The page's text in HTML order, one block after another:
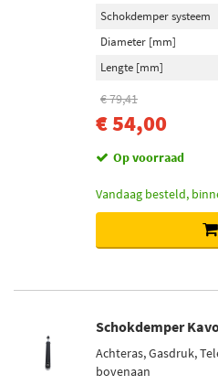
Schokdemper systeem
Diameter [mm]
Lengte [mm]
€ 79,41
€ 54,00
Op voorraad
Vandaag besteld,
Schokdemper
Achteras, Gasdruk,
bovenaan